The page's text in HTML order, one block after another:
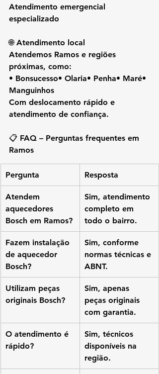
Atendimento emergencial
especializado
🌐 Atendimento local
Atendemos Ramos e regiões
próximas, como:
• Bonsucesso• Olaria• Penha• Maré•
Manguinhos
Com deslocamento rápido e
atendimento de confiança.
📋 FAQ – Perguntas frequentes em
Ramos
Pergunta Resposta
Atendem
aquecedores
Bosch em Ramos?
Sim, atendimento
completo em
todo o bairro.
Fazem instalação
de aquecedor
Bosch?
Sim, conforme
normas técnicas e
ABNT.
Utilizam peças
originais Bosch?
Sim, apenas
peças originais
com garantia.
O atendimento é
rápido?
Sim, técnicos
disponíveis na
região.